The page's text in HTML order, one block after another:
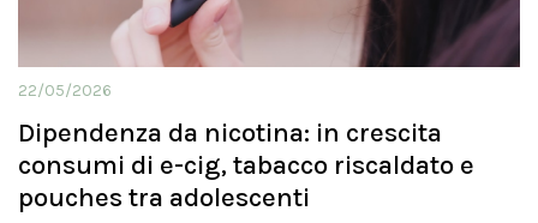
22/05/2026
Dipendenza da nicotina: in crescita
consumi di e-cig, tabacco riscaldato e
pouches tra adolescenti